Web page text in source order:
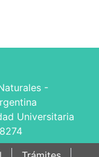
-
Universitaria